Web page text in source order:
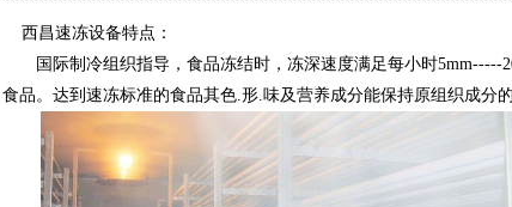
西昌速冻设备特点：
国际制冷组织指导，食品冻结时，冻深速度满足每小时5mm-----
食品。达到速冻标准的食品其色.形.味及营养成分能保持原组织成分的